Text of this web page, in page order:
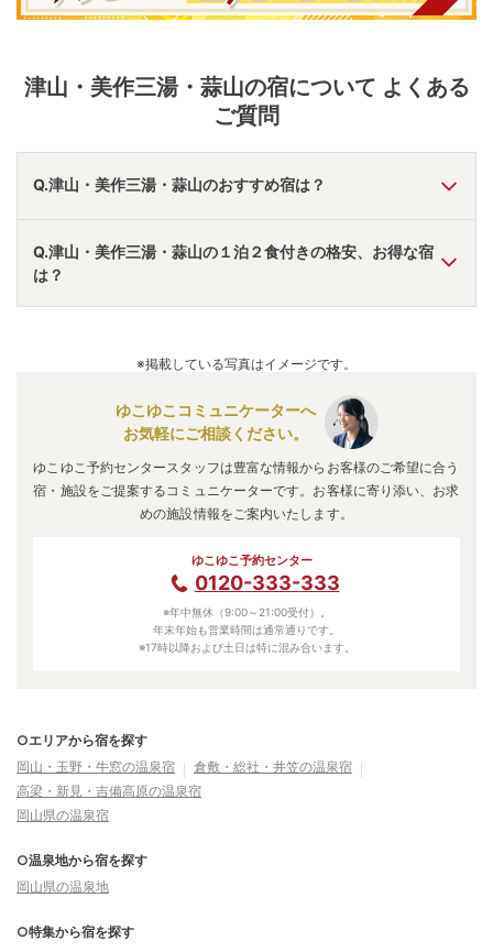
津山・美作三湯・蒜山の宿について よくある
ご質問
Q.津山・美作三湯・蒜山のおすすめ宿は？
A.「大江戸温泉物語 輝乃湯」・「ホテル 湯の杜美春閣」・
「ポピースプリングス リゾート＆スパ」
などの旅館・ホテル
がおすすめの宿泊先です。
Q.津山・美作三湯・蒜山の１泊２食付きの格安、お得な宿
は？
れる宿泊先です。※掲載している写真はイメージです。
ゆこゆこコミュニケーターへ
お気軽にご相談ください。
ゆこゆこ予約センタースタッフは豊富な情報からお客様のご希望に合う
宿・施設をご提案するコミュニケーターです。お客様に寄り添い、お求
めの施設情報をご案内いたします。
ゆこゆこ予約センター
0120-333-333
※年中無休（9:00～21:00受付）。
年末年始も営業時間は通常通りです。
※17時以降および土日は特に混み合います。
○エリアから宿を探す
岡山・玉野・牛窓の温泉宿
倉敷・総社・井笠の温泉宿
高梁・新見・吉備高原の温泉宿
岡山県の温泉宿
○温泉地から宿を探す
岡山県の温泉地
○特集から宿を探す